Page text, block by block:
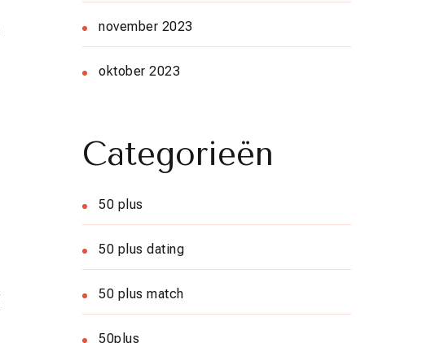
november 2023
oktober 2023
Categorieën
50 plus
50 plus dating
50 plus match
50plus